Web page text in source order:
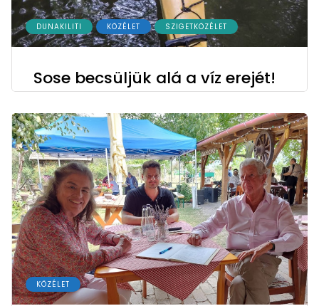
DUNAKILITI KÖZÉLET SZIGETKÖZÉLET
Sose becsüljük alá a víz erejét!
KÖZÉLET